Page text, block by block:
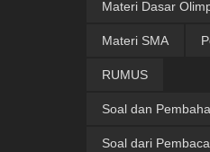
Materi Dasar
Materi SMA
RUMUS
Soal dan
Soal dari Pembaca